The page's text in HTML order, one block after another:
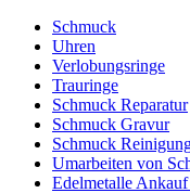
Schmuck
Uhren
Verlobungsringe
Trauringe
Schmuck Reparatur
Schmuck Gravur
Schmuck
Umarbeiten von
Edelmetalle